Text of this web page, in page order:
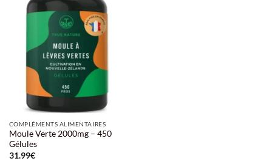
COMPLÉMENTS ALIMENTAIRES
Moule Verte 2000mg – 450
Gélules
31.99€